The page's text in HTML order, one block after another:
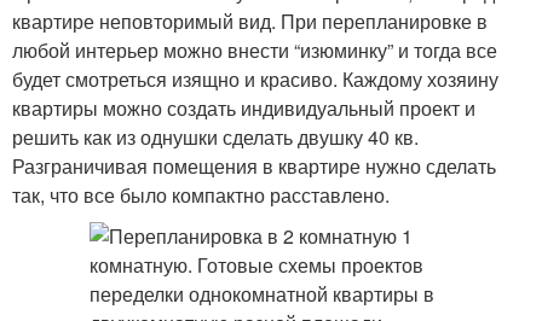
квартире неповторимый вид. При перепланировке в
любой интерьер можно внести “изюминку” и тогда все
будет смотреться изящно и красиво. Каждому хозяину
квартиры можно создать индивидуальный проект и
решить как из однушки сделать двушку 40 кв.
Разграничивая помещения в квартире нужно сделать
так, что все было компактно расставлено.